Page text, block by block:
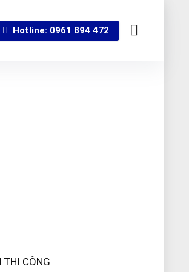
Hotline: 0961 894 472
THI CÔNG